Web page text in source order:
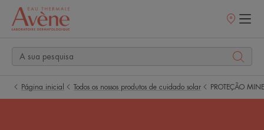
Pontos
Página inicial Todos os nossos produtos de cuidado solar PROTEÇÃO